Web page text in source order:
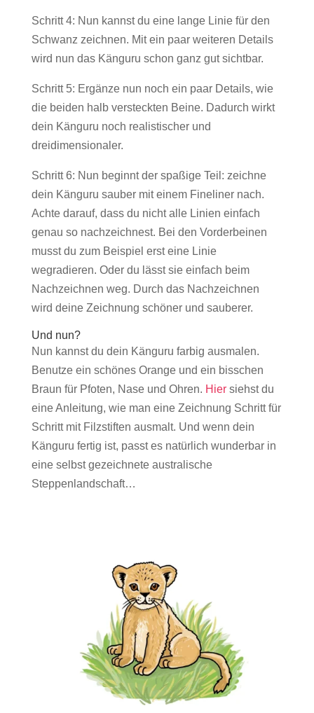
Schritt 4: Nun kannst du eine lange Linie für den
Schwanz zeichnen. Mit ein paar weiteren Details
wird nun das Känguru schon ganz gut sichtbar.
Schritt 5: Ergänze nun noch ein paar Details, wie
die beiden halb versteckten Beine. Dadurch wirkt
dein Känguru noch realistischer und
dreidimensionaler.
Schritt 6: Nun beginnt der spaßige Teil: zeichne
dein Känguru sauber mit einem Fineliner nach.
Achte darauf, dass du nicht alle Linien einfach
genau so nachzeichnest. Bei den Vorderbeinen
musst du zum Beispiel erst eine Linie
wegradieren. Oder du lässt sie einfach beim
Nachzeichnen weg. Durch das Nachzeichnen
wird deine Zeichnung schöner und sauberer.
Und nun?
Nun kannst du dein Känguru farbig ausmalen.
Benutze ein schönes Orange und ein bisschen
Braun für Pfoten, Nase und Ohren. Hiersiehst du
eine Anleitung, wie man eine Zeichnung Schritt für
Schritt mit Filzstiften ausmalt. Und wenn dein
Känguru fertig ist, passt es natürlich wunderbar in
eine selbst gezeichnete australische
Steppenlandschaft…